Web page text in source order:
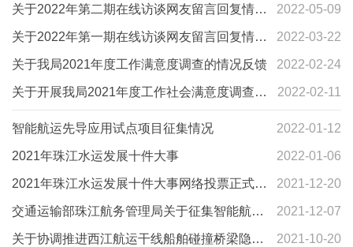
的公告 2022-05-09
关于2022年第二期在线访谈网友留言回复情况
的公告 2022-03-22
关于2022年第一期在线访谈网友留言回复情况
的公告 2022-02-24
关于我局2021年度工作满意度调查的情况反馈
2022-02-11
关于开展我局2021年度工作社会满意度调查的
公告
2022-01-12
智能航运先导应用试点项目征集情况
2022-01-06
2021年珠江水运发展十件大事
2021-12-20
2021年珠江水运发展十件大事网络投票正式开
启 2021-12-07
交通运输部珠江航务管理局关于征集智能航运
先导应用试点项目的通知 2021-10-20
关于协调推进西江航运干线船舶碰撞桥梁隐患